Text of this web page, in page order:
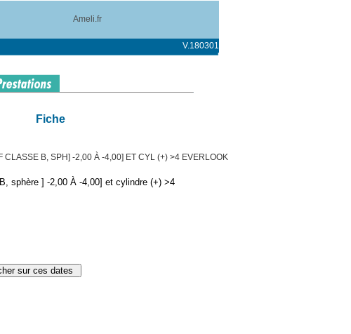
Ameli.fr
V.180301
Fiche
CLASSE B, SPH] -2,00 À -4,00] ET CYL (+) >4 EVERLOOK
sphère ] -2,00 À -4,00] et cylindre (+) >4